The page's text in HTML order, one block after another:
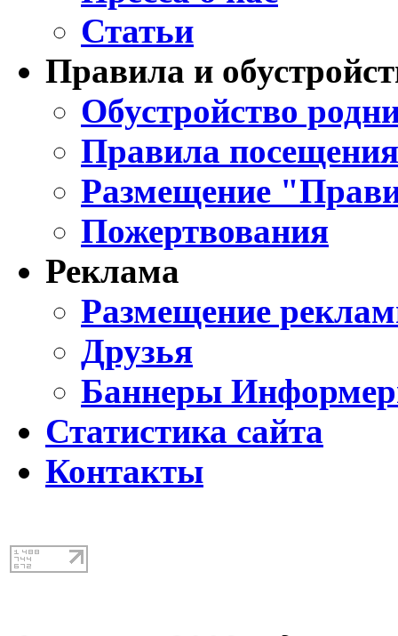
Статьи
Правила и
Обустройство
Правила
Размещение
Пожертвования
Реклама
Размещение
Друзья
Баннеры
Статистика сайта
Контакты